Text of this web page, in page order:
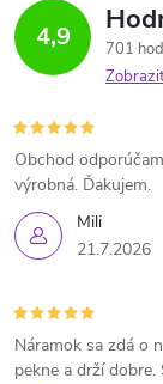
4,9
701
Mili
21.7.2026
Obchod
výrobná. Ďakujem.
Náramok sa zdá o
pekne a drží